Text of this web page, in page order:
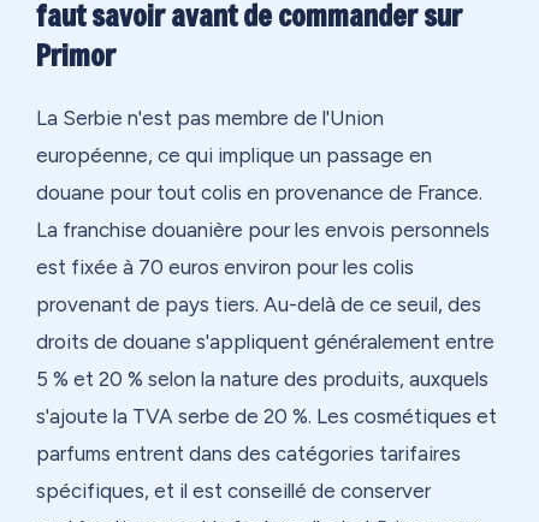
faut savoir avant de commander sur
Primor
La Serbie n'est pas membre de l'Union
européenne, ce qui implique un passage en
douane pour tout colis en provenance de France.
La franchise douanière pour les envois personnels
est fixée à 70 euros environ pour les colis
provenant de pays tiers. Au-delà de ce seuil, des
droits de douane s'appliquent généralement entre
5 % et 20 % selon la nature des produits, auxquels
s'ajoute la TVA serbe de 20 %. Les cosmétiques et
parfums entrent dans des catégories tarifaires
spécifiques, et il est conseillé de conserver